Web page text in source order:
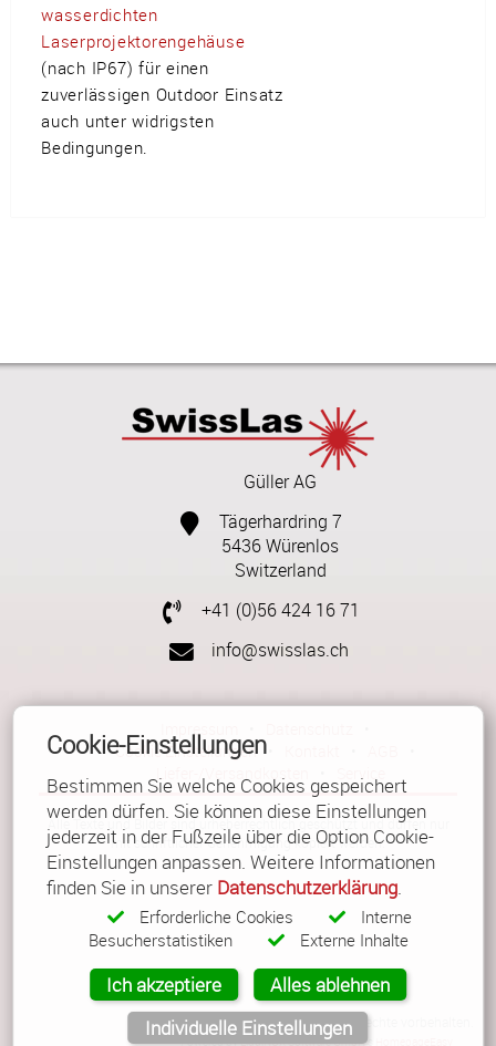
wasserdichten
Laserprojektorengehäuse
(nach IP67) für einen
zuverlässigen Outdoor Einsatz
auch unter widrigsten
Bedingungen.
Güller AG
Tägerhardring 7
5436 Würenlos
Switzerland
+41 (0)56 424 16 71
info@swisslas.ch
Impressum
Cookie Einstellungen
Liefer-/Versandkosten
Service
Alle Texte und Bilder sind urheberrechtlich geschützt und dürfen nur
mit schriftlicher Genehmigung kopiert werden.
© Copyright 2026 Güller AG. Alle Rechte vorbehalten.
Powered byLiquiNUX Software GmbH's
Cookie-Einstellungen
Bestimmen Sie welche Cookies gespeichert
werden dürfen. Sie können diese Einstellungen
jederzeit in der Fußzeile über die Option Cookie-
Einstellungen anpassen. Weitere Informationen
finden Sie in unserer Datenschutzerklärung.
Erforderliche Cookies
Interne
Besucherstatistiken
Externe Inhalte
Ich akzeptiere
Alles ablehnen
Individuelle Einstellungen